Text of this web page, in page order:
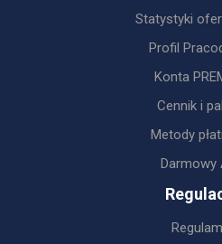
Statystyki
Profil
Konta
Cennik i
Metody
Darmowy